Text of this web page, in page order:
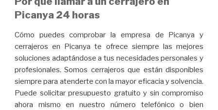
Picanya 24 horas
Cómo puedes comprobar la empresa de Picanya y
cerrajeros en Picanya te ofrece siempre las mejores
soluciones adaptándose a tus necesidades personales y
profesionales. Somos cerrajeros que están disponibles
siempre para atenderte con la mayor eficacia y solvencia.
Puede solicitar presupuesto gratuito y sin compromiso
ahora mismo en nuestro número telefónico o bien